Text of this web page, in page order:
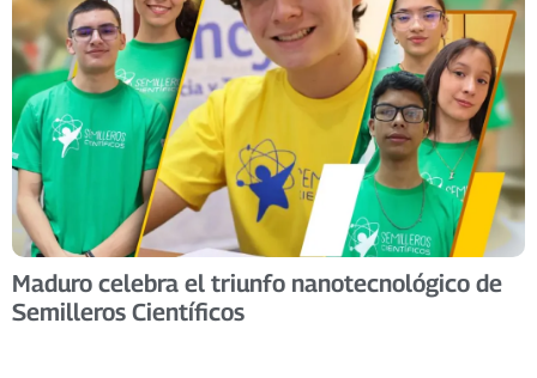
Maduro celebra el triunfo nanotecnológico de
Semilleros Científicos